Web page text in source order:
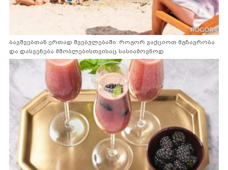
ბავშვებთან ერთად შვებულებაში: როგორ ვაქციოთ მგზავრობა
და დასვენება მშობლებისთვისაც სასიამოვნოდ